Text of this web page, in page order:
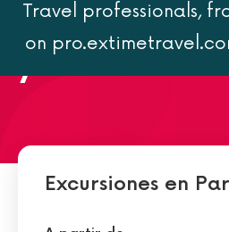
Travel professionals,
on
Tres días en
y visitas
Excursiones en